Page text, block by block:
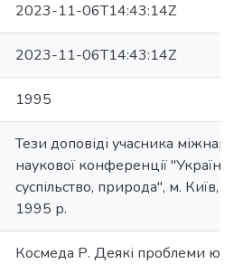
2023-11-06T14:43:14Z
2023-11-06T14:43:14Z
1995
Тези доповіді учасника
наукової конференції
суспільство, природа", м. Київ,
1995 р.
Космеда Р. Деякі проблеми